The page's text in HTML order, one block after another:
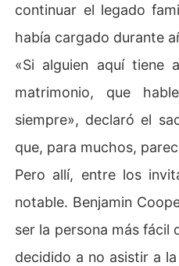
continuar el legado
había cargado durante
«Si alguien aquí tiene
matrimonio, que
siempre», declaró el
que, para muchos,
Pero allí, entre los
notable. Benjamin
ser la persona más fácil
decidido a no asistir a